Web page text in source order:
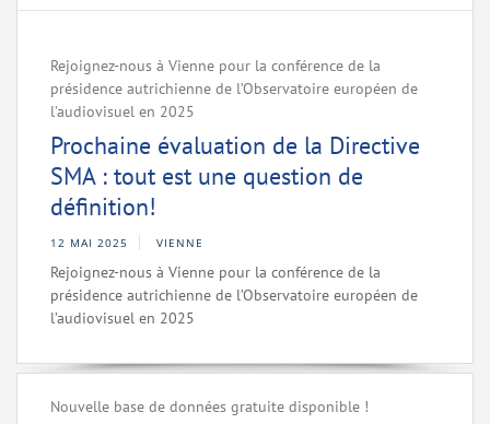
Rejoignez-nous à Vienne pour la conférence de la
présidence autrichienne de l’Observatoire européen de
l’audiovisuel en 2025
Prochaine évaluation de la Directive
SMA : tout est une question de
définition!
12 MAI 2025 VIENNE
Rejoignez-nous à Vienne pour la conférence de la
présidence autrichienne de l’Observatoire européen de
l’audiovisuel en 2025
Nouvelle base de données gratuite disponible !